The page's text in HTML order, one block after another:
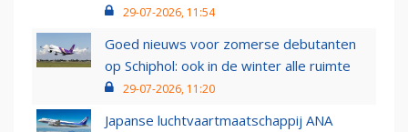
29-07-2026, 11:54
Goed nieuws voor zomerse debutanten
op Schiphol: ook in de winter alle ruimte
29-07-2026, 11:20
Japanse luchtvaartmaatschappij ANA